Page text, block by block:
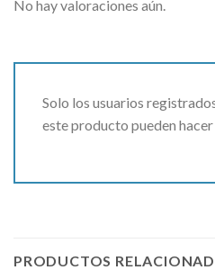
No hay valoraciones aún.
Solo los usuarios
este producto pueden hacer
PRODUCTOS